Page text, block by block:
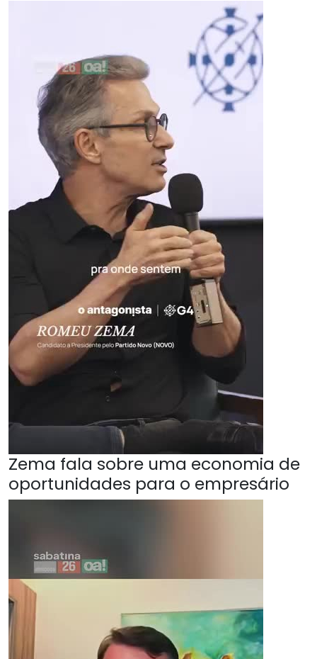
Zema fala sobre uma economia de
oportunidades para o empresário